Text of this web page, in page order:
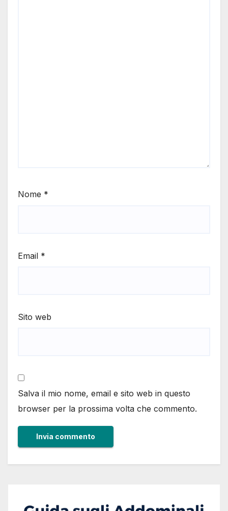
Nome *
Email *
Sito web
Salva il mio nome, email e sito web in questo
browser per la prossima volta che commento.